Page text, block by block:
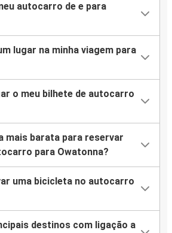
autocarro de e para
lugar na minha viagem para
o meu bilhete de autocarro
mais barata para reservar
para Owatonna?
uma bicicleta no autocarro
destinos com ligação a